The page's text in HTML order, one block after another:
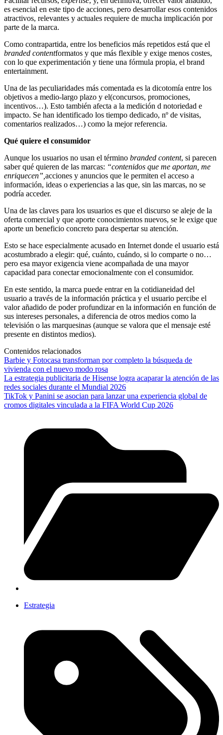
es esencial en este tipo de acciones, pero desarrollar esos contenidos
atractivos, relevantes y actuales requiere de mucha implicación por
parte de la marca.
Como contrapartida, entre los beneficios más repetidos está que el
branded contentformatos y que más flexible y exige menos costes,
con lo que experimentación y tiene una fórmula propia, el brand
entertainment.
Una de las peculiaridades más comentada es la dicotomía entre los
objetivos a medio-largo plazo y el(concursos, promociones,
incentivos…). Esto también afecta a la medición d notoriedad e
impacto. Se han identificado los tiempo dedicado, nº de visitas,
comentarios realizados…) como la mejor referencia.
Qué quiere el consumidor
Aunque los usuarios no usan el término branded content, si parecen
saber qué quieren de las marcas: “contenidos que me aportan, me
enriquecen”, acciones y anuncios que le permiten el acceso a
información, ideas o experiencias a las que, sin las marcas, no se
podría acceder.
Una de las claves para los usuarios es que el discurso se aleje de la
oferta comercial y que aporte conocimientos nuevos, se le exige que
aporte un beneficio concreto para despertar su atención.
Esto se hace especialmente acusado en Internet donde el usuario está
acostumbrado a elegir: qué, cuánto, cuándo, si lo comparte o no…
pero esa mayor exigencia viene acompañada de una mayor
capacidad para conectar emocionalmente con el consumidor.
En este sentido, la marca puede entrar en la cotidianeidad del
usuario a través de la información práctica y el usuario percibe el
valor añadido de poder profundizar en la información en función de
sus intereses personales, a diferencia de otros medios como la
televisión o las marquesinas (aunque se valora que el mensaje esté
presente en distintos medios).
Contenidos relacionados
Barbie y Fotocasa transforman por completo la búsqueda de
vivienda con el nuevo modo rosa
La estrategia publicitaria de Hisense logra acaparar la atención de las
redes sociales durante el Mundial 2026
TikTok y Panini se asocian para lanzar una experiencia global de
cromos digitales vinculada a la FIFA World Cup 2026
Estrategia